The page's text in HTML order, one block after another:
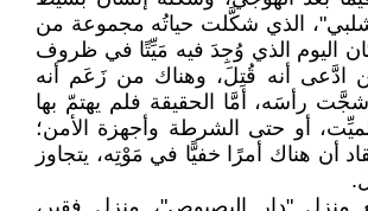
الذي شكَّلت حياتُه مجموعة من
اليوم الذي وُجِدَ فيه مَيِّتًا في ظروف
ادَّعى أنه قُتِلَ، وهناك من زَعَم أنه
رأسَه، أمَّا الحقيقة فلم يهتمّ بها
أو حتى الشرطة وأجهزة الأمن؛
أن هناك أمرًا خفيًّا في مَوْتِه، يتجاوز